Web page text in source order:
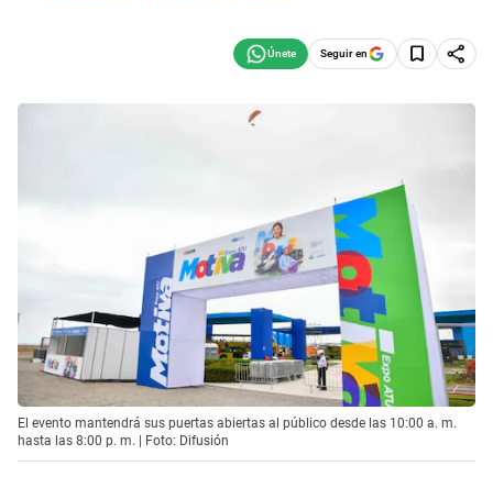
Seguir en
El evento mantendrá sus puertas abiertas al público desde las 10:00 a. m.
hasta las 8:00 p. m. | Foto: Difusión